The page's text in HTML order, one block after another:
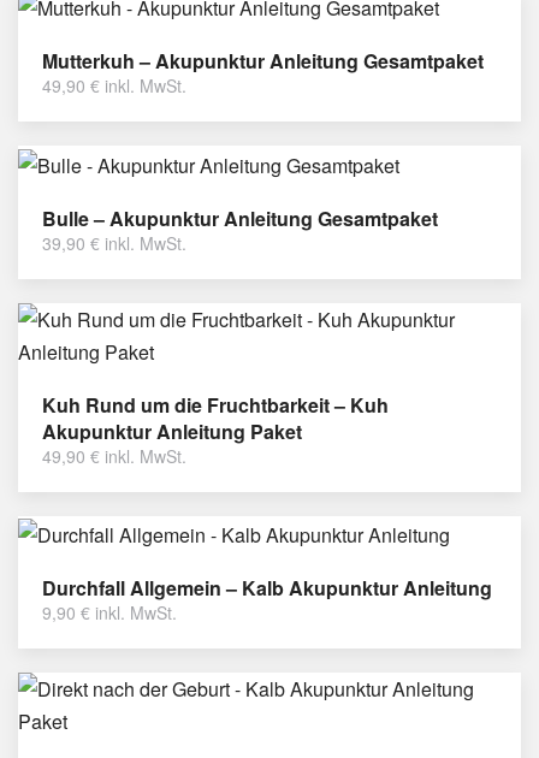
Mutterkuh – Akupunktur Anleitung Gesamtpaket
49,90 € inkl. MwSt.
Bulle – Akupunktur Anleitung Gesamtpaket
39,90 € inkl. MwSt.
Kuh Rund um die Fruchtbarkeit – Kuh
Akupunktur Anleitung Paket
49,90 € inkl. MwSt.
Durchfall Allgemein – Kalb Akupunktur Anleitung
9,90 € inkl. MwSt.